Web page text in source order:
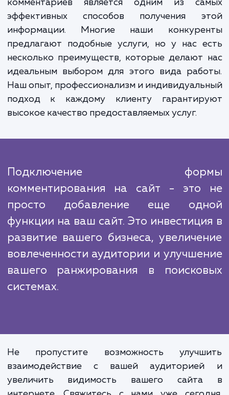
трафика на вашем сайте. Активность в
комментариев может привлечь
пользователей и улучшить ваше
в поисковых системах. Это также
увеличить время пребывания
вашем сайте и повысить их вовлеченность,
понимания потребностей аудитории, и
комментариев является одним из
эффективных способов получения
информации. Многие наши
предлагают подобные услуги, но у нас
несколько преимуществ, которые делают
идеальным выбором для этого вида
Наш опыт, профессионализм и
подход к каждому клиенту
Подключение
комментирования на сайт - это